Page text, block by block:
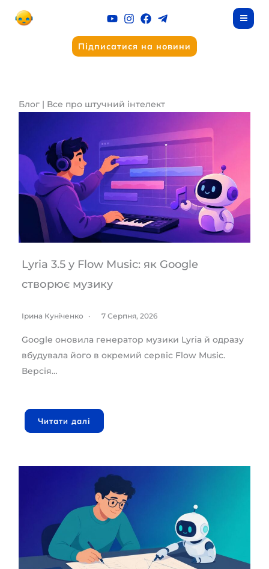
Підписатися на новини
Блог | Все про штучний інтелект
Lyria 3.5 у Flow Music: як Google
створює музику
Ірина Куніченко 7 Серпня, 2026
Google оновила генератор музики Lyria й одразу
вбудувала його в окремий сервіс Flow Music.
Версія…
Читати далі